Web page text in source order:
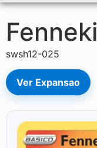
swsh12-025
Ver Expansao